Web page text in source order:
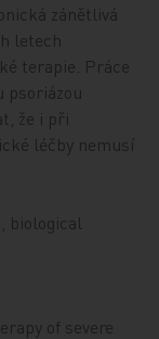
zánětlivá
letech
terapie. Práce
psoriázou
že i při
léčby nemusí
biological
of severe